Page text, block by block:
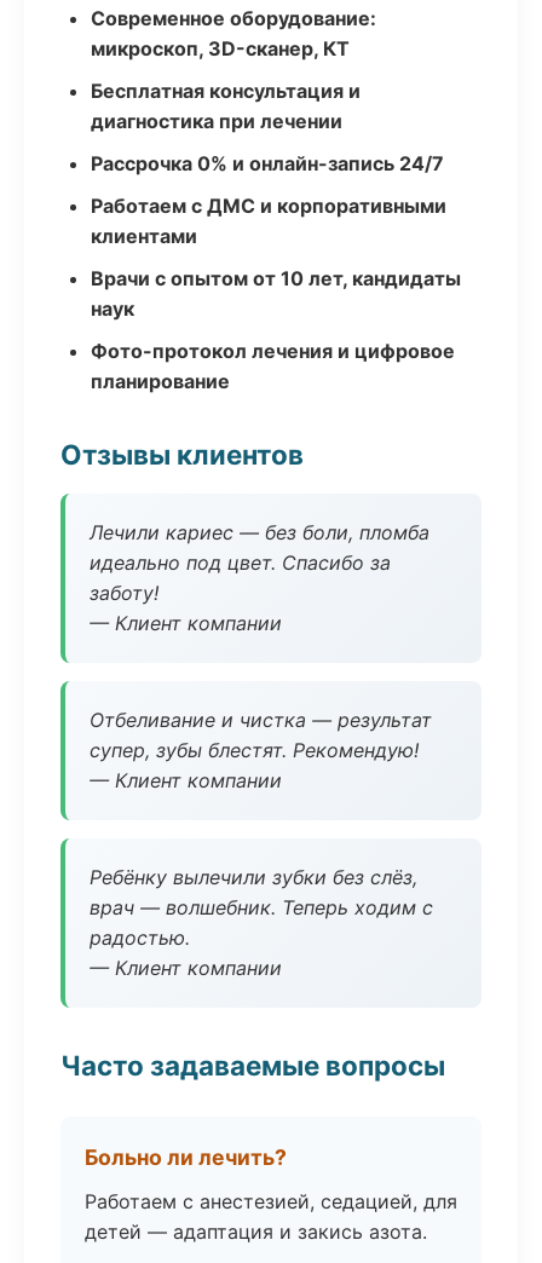
Современное оборудование:
микроскоп, 3D-сканер, КТ
Бесплатная консультация и
диагностика при лечении
Рассрочка 0% и онлайн-запись 24/7
Работаем с ДМС и корпоративными
клиентами
Врачи с опытом от 10 лет, кандидаты
наук
Фото-протокол лечения и цифровое
планирование
Отзывы клиентов
Лечили кариес — без боли, пломба
идеально под цвет. Спасибо за
заботу!
— Клиент компании
Отбеливание и чистка — результат
супер, зубы блестят. Рекомендую!
— Клиент компании
Ребёнку вылечили зубки без слёз,
врач — волшебник. Теперь ходим с
радостью.
— Клиент компании
Часто задаваемые вопросы
Больно ли лечить?
Работаем с анестезией, седацией, для
детей — адаптация и закись азота.